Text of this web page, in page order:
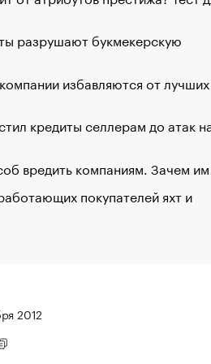
разрушают букмекерскую
избавляются от лучших
кредиты селлерам до атак
вредить компаниям. Зачем
покупателей яхт и
2012